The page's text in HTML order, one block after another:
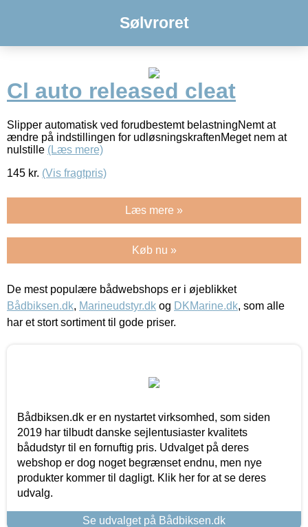
Sølvroret
Cl auto released cleat
Slipper automatisk ved forudbestemt belastningNemt at
ændre på indstillingen for udløsningskraftenMeget nem at
nulstille (Læs mere)
145 kr. (Vis fragtpris)
Læs mere »
Køb nu »
De mest populære bådwebshops er i øjeblikket
Bådbiksen.dk, Marineudstyr.dk og DKMarine.dk, som alle
har et stort sortiment til gode priser.
Bådbiksen.dk er en nystartet virksomhed, som siden
2019 har tilbudt danske sejlentusiaster kvalitets
bådudstyr til en fornuftig pris. Udvalget på deres
webshop er dog noget begrænset endnu, men nye
produkter kommer til dagligt. Klik her for at se deres
udvalg.
Se udvalget på Bådbiksen.dk